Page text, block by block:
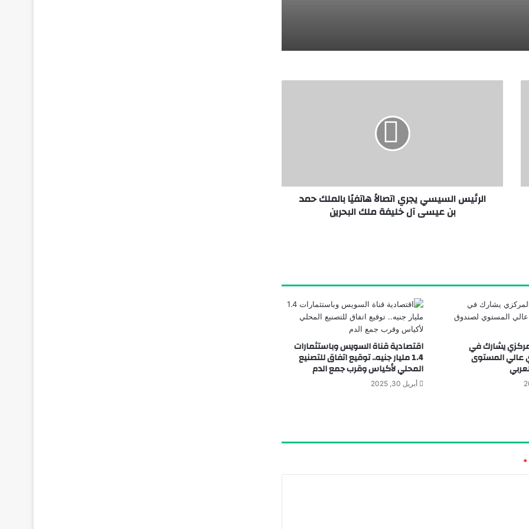
الشاملة” وآليات تمويل المستهدفات
الرئيس السيسي يجري اتصالاً هاتفيًا بالملك حمد
بن عيسى آل خليفة ملك البحرين
يشارك في
عالي المستوى
اقتصادية قناة السويس وباستثمارات
1.4 مليار جنيه.. توقيع اتفاق للتصنيع
المحلي لأكياس وقرب جمع الدم
أبريل 30, 2025
*